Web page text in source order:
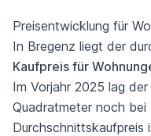
Preisentwicklung für
In Bregenz liegt der
Kaufpreis für
Im Vorjahr 2025 lag
Quadratmeter noch bei
Durchschnittskaufpreis